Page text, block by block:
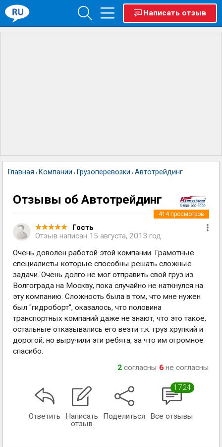
Написать отзыв
Главная › Компании › Грузоперевозки › Автотрейдинг
Отзывы об Автотрейдинг
Гость
Отзыв написан 15 августа, 2013 год
414просмотров
Очень доволен работой этой компании. Грамотные
специалисты которые способны решать сложные
задачи. Очень долго не мог отправить свой груз из
Волгограда на Москву, пока случайно не наткнулся на
эту компанию. Сложность была в том, что мне нужен
был "гидроборт", оказалось, что половина
транспортных компаний даже не знают, что это такое,
остальные отказывались его везти т.к. груз хрупкий и
дорогой, но выручили эти ребята, за что им огромное
спасибо.
2 согласны 6 не согласны
Ответить
Написать
отзыв
Поделиться
1724
Все отзывы